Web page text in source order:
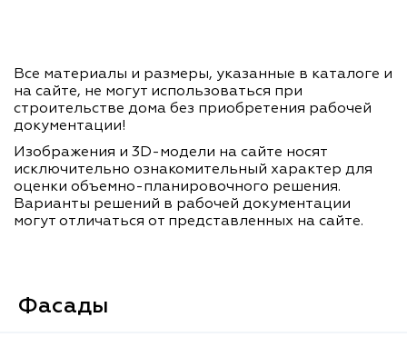
Все материалы и размеры, указанные в каталоге и
на сайте, не могут использоваться при
строительстве дома без приобретения рабочей
документации!
Изображения и 3D-модели на сайте носят
исключительно ознакомительный характер для
оценки объемно-планировочного решения.
Варианты решений в рабочей документации
могут отличаться от представленных на сайте.
Фасады